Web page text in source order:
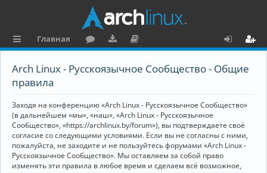
ы
к
и
Главная
ру
ру
и
ку
е
н
та
ц
о
Arch Linux - Русскоязычное Сообщество - Общие
правила
Заходя на конференцию «Arch Linux - Русскоязычное Сообщество»
(в дальнейшем «мы», «наш», «Arch Linux - Русскоязычное
Сообщество», «https://archlinux.by/forum»), вы подтверждаете своё
согласие со следующими условиями. Если вы не согласны с ними,
пожалуйста, не заходите и не пользуйтесь форумами «Arch Linux -
Русскоязычное Сообщество». Мы оставляем за собой право
изменять эти правила в любое время и сделаем всё возможное,